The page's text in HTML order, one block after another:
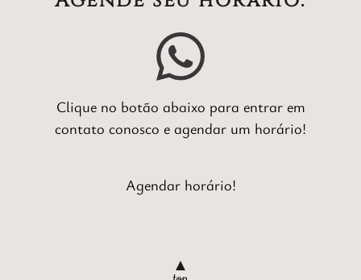
Clique no botão abaixo para entrar em
contato conosco e agendar um horário!
Agendar horário!
▲